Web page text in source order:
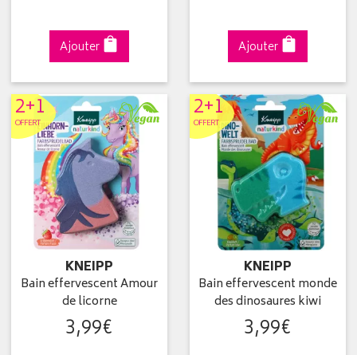
Ajouter Ajouter
2+1
OFFERT
KNEIPP
Bain effervescent Amour
de licorne
3,99€
2+1
OFFERT
KNEIPP
Bain effervescent monde
des dinosaures kiwi
3,99€